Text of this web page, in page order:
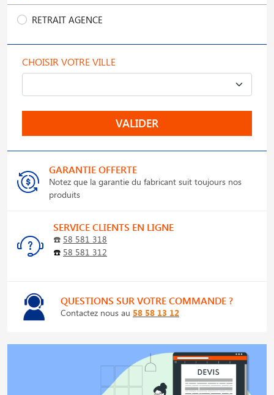
RETRAIT AGENCE
CHOISIR VOTRE VILLE
VALIDER
GARANTIE OFFERTE
Notez que la garantie du fabricant suit toujours nos
produits
SERVICE CLIENTS EN LIGNE
☎️ 58 581 318
☎️ 58 581 312
QUESTIONS SUR VOTRE COMMANDE ?
Contactez nous au 58 58 13 12